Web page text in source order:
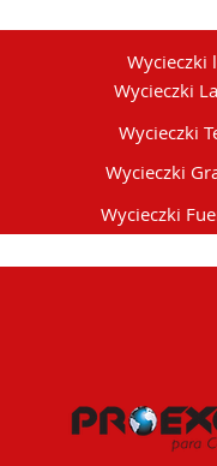
Wycieczki
Wycieczki
Wycieczki
Wycieczki
Wycieczki